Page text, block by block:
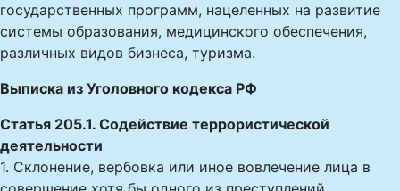
государственных программ, нацеленных на развитие
системы образования, медицинского обеспечения,
различных видов бизнеса, туризма.
Выписка из Уголовного кодекса РФ
Статья 205.1. Содействие террористической
деятельности
1. Склонение, вербовка или иное вовлечение лица в